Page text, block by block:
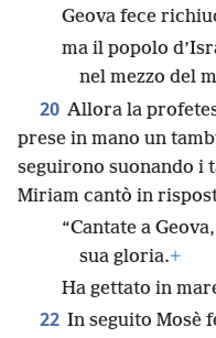
Geova fece
ma il popolo
nel mezzo del
20 Allora la
prese in mano un
seguirono suonando i
Miriam cantò in
“Cantate a
sua gloria.+
Ha gettato in
22 In seguito Mosè